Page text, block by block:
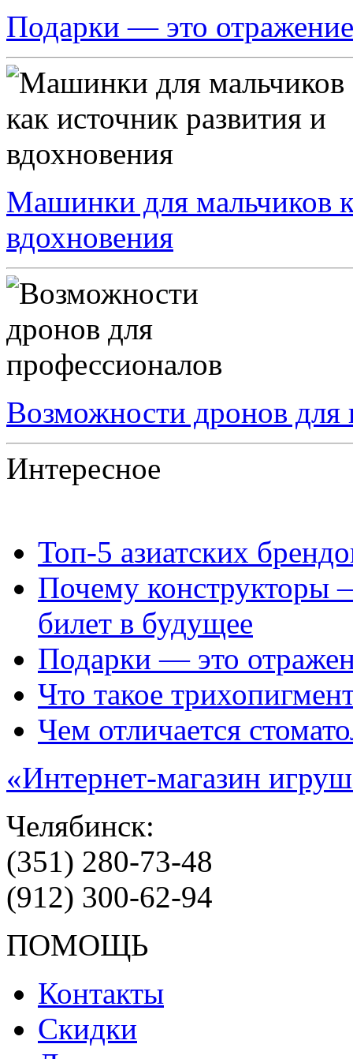
Подарки — это
Машинки для мальчиков
вдохновения
Возможности дронов для
Интересное
Топ‑5 азиатских
Почему конструкторы
билет в будущее
Подарки — это
Что такое
Чем отличается
«Интернет-магазин
Челябинск:
(351) 280-73-48
(912) 300-62-94
ПОМОЩЬ
Контакты
Скидки